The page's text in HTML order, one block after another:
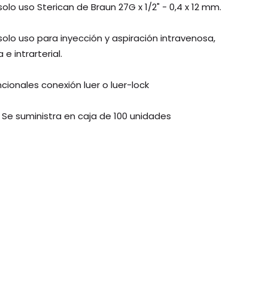
uso Sterican de Braun 27G x 1/2" - 0,4 x 12 mm.
uso para inyección y aspiración intravenosa,
e intrarterial.
conexión luer o luer-lock
suministra en caja de 100 unidades